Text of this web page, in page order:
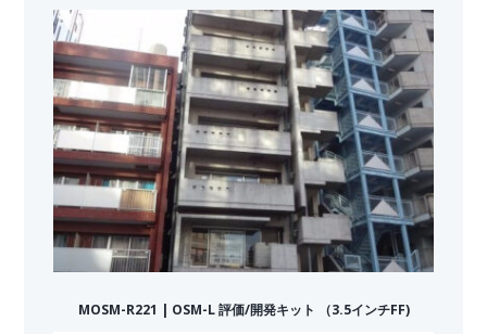
MOSM-R221 | OSM-L 評価/開発キット （3.5インチFF)